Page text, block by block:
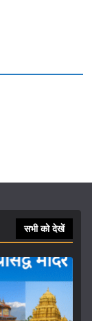
सभी को देखें